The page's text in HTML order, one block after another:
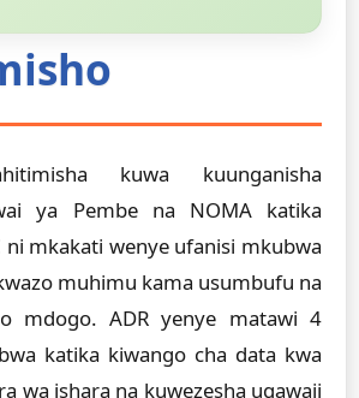
kuwa kuunganisha
ya Pembe na NOMA katika
ni mkakati wenye ufanisi mkubwa
muhimu kama usumbufu na
mdogo. ADR yenye matawi 4
katika kiwango cha data kwa
wa ishara na kuwezesha ugawaji